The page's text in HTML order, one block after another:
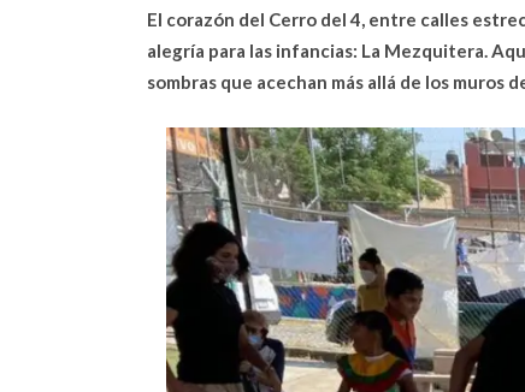
El corazón del Cerro del 4, entre calles
alegría para las infancias: La Mezquitera.
sombras que acechan más allá de los muros